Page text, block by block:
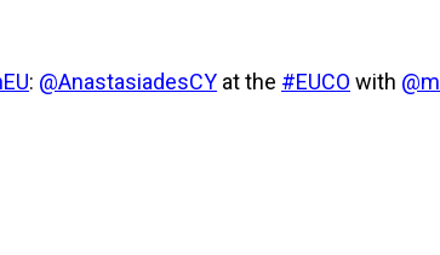
: @AnastasiadesCY at the #EUCO with